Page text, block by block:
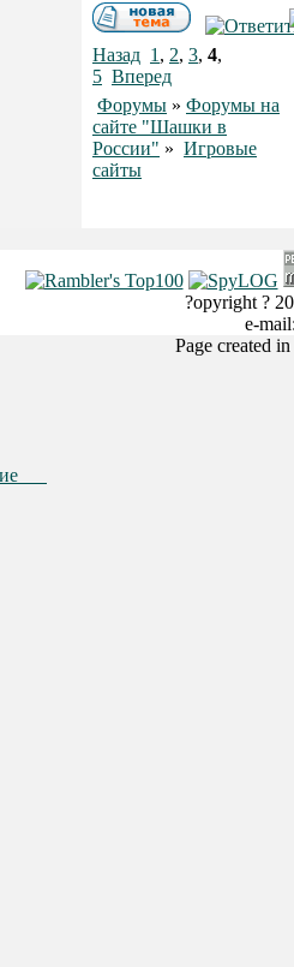
Назад 1 , 2, 3, 4,
5 Вперед
Форумы » Форумы на
сайте "Шашки в
России" » Игровые
сайты
?opyright ?
e-
Page created